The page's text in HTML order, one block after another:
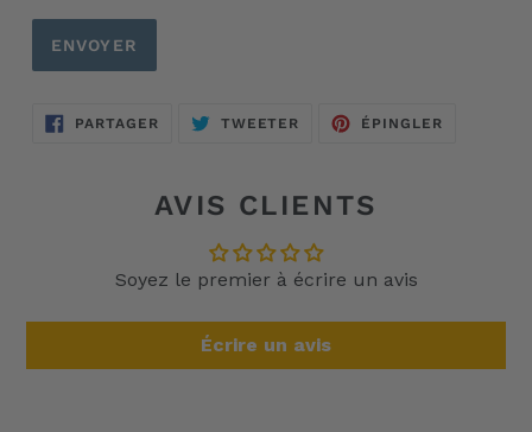
PARTAGERPARTAGER
SUR
TWEETER TWEETERÉPINGLER
AVIS CLIENTS
Soyez le premier à écrire un avis
Écrire un avis